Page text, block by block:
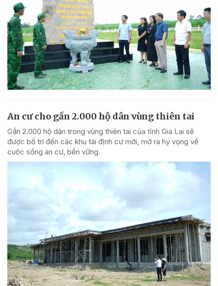
An cư cho gần 2.000 hộ dân vùng thiên tai
Gần 2.000 hộ dân trong vùng thiên tai của tỉnh Gia Lai sẽ
được bố trí đến các khu tái định cư mới, mở ra hy vọng về
cuộc sống an cư, bền vững.